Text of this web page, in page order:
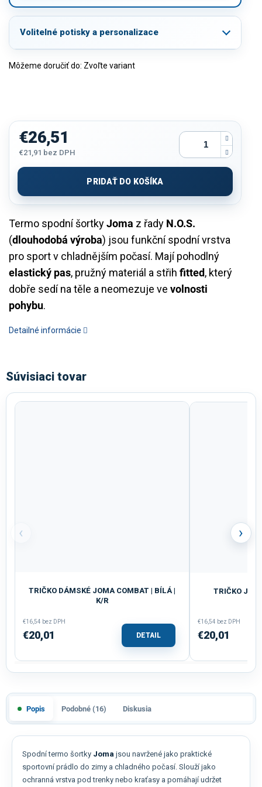
Volitelné potisky a personalizace
Môžeme doručiť do: Zvoľte variant
Termo spodní šortkyJoma z řady N.O.S.
(dlouhodobá výroba) jsou funkční spodní vrstva
pro sport v chladnějším počasí. Mají pohodlný
elastický pas, pružný materiál a střih fitted, který
dobře sedí na těle a neomezuje ve volnosti
pohybu.
Detailné informácie
€26,51
€21,91 bez DPH
cena:
PRIDAŤ DO KOŠÍKA
Súvisiaci tovar
‹
TRIČKO DÁMSKÉ JOMA COMBAT | BÍLÁ |
K/R
€16,54 bez DPH
€20,01 DETAIL
TRIČKO
€16,54 bez DPH
€20,01
›
Popis Podobné (16) Diskusia
Spodní termo šortky Joma jsou navržené jako praktické
sportovní prádlo do zimy a chladného počasí. Slouží jako
ochranná vrstva pod trenky nebo kraťasy a pomáhají udržet